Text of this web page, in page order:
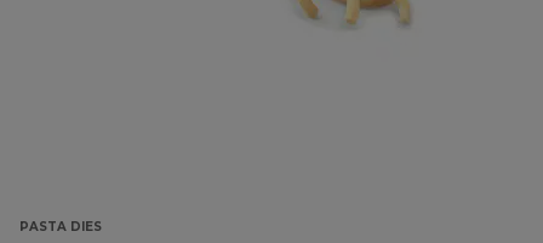
PASTA DIES